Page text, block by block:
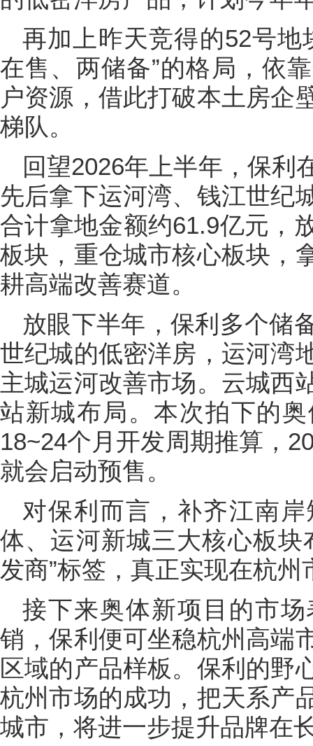
再加上昨天竞得的52号地
在售、两储备”的格局，依
户资源，借此打破本土房企
梯队。
回望2026年上半年，保利
先后拿下运河湾、钱江世纪
合计拿地金额约61.9亿元，
板块，重仓城市核心板块，
耕高端改善赛道。
放眼下半年，保利多个储
世纪城的低密洋房，运河湾
主城运河改善市场。云城西
站新城布局。本次拍下的
18~24个月开发周期推算，
就会启动预售。
对保利而言，补齐江南
体、运河新城三大核心板块
发商”标签，真正实现在杭州
接下来奥体新项目的市
销，保利便可坐稳杭州高端
区域的产品样板。保利的野
杭州市场的成功，把天系产
城市，将进一步提升品牌在